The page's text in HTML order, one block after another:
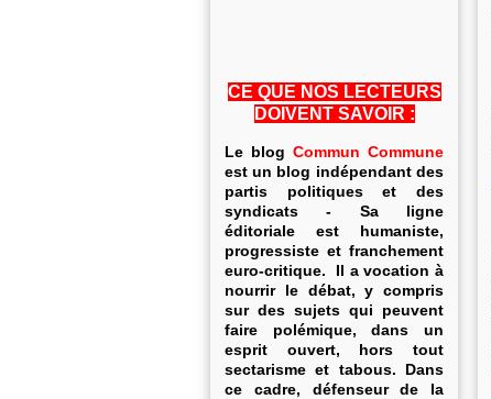
CE QUE NOS LECTEURS
DOIVENT SAVOIR :
Le blog Commun Commune
est un blog indépendant des
partis politiques et des
syndicats - Sa ligne
éditoriale est humaniste,
progressiste et franchement
euro-critique. Il a vocation à
nourrir le débat, y compris
sur des sujets qui peuvent
faire polémique, dans un
esprit ouvert, hors tout
sectarisme et tabous. Dans
ce cadre, défenseur de la